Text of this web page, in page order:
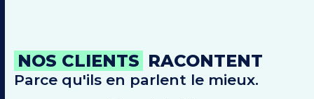
NOS CLIENTS RACONTENT
Parce qu'ils en parlent le mieux.